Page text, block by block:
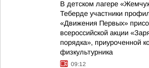
В детском лагере
Теберде участники
«Движения Первых»
всероссийской акции
порядка», приуроченной
физкультурника
09:12